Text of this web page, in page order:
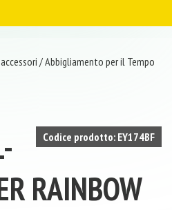
/Abbigliamento per il Tempo
Codice prodotto: EY174BF
RAINBOW